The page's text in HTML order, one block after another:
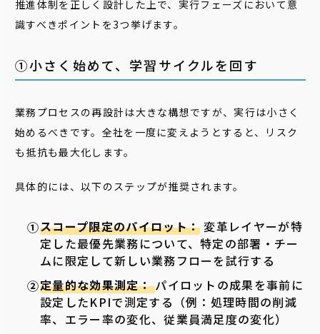
推進体制を正しく設計した上で、実行フェーズにおいて意
識すべきポイントを3つ挙げます。
➀小さく始めて、学習サイクルを回す
業務プロセスの再設計は大きな構想ですが、実行は小さく
始めるべきです。全社を一度に変えようとすると、リスク
も抵抗も最大化します。
具体的には、以下のステップが推奨されます。
スコープ限定のパイロット： 変革レイヤーが特
定した最優先業務について、特定の部署・チー
ムに限定して新しい業務フローを試行する
定量的な効果測定：パイロットの成果を事前に
設定したKPIで測定する（例：処理時間の削減
率、エラー率の変化、従業員満足度の変化）